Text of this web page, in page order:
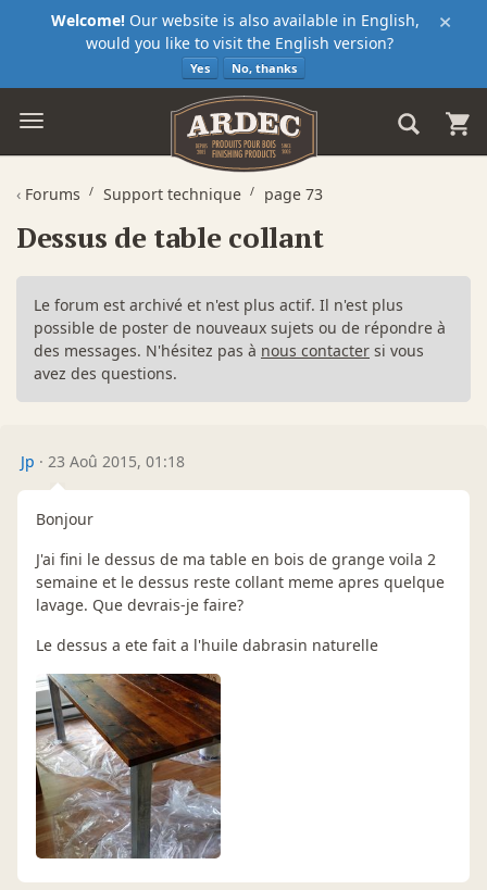
×
Welcome! Our website is also available in English,
would you like to visit the English version?
Yes No, thanks
‹ Forums Support technique page 73
Dessus de table collant
Le forum est archivé et n'est plus actif. Il n'est plus
possible de poster de nouveaux sujets ou de répondre à
des messages. N'hésitez pas à nous contacter si vous
avez des questions.
Jp · 23 Aoû 2015, 01:18
Bonjour
J'ai fini le dessus de ma table en bois de grange voila 2
semaine et le dessus reste collant meme apres quelque
lavage. Que devrais-je faire?
Le dessus a ete fait a l'huile dabrasin naturelle